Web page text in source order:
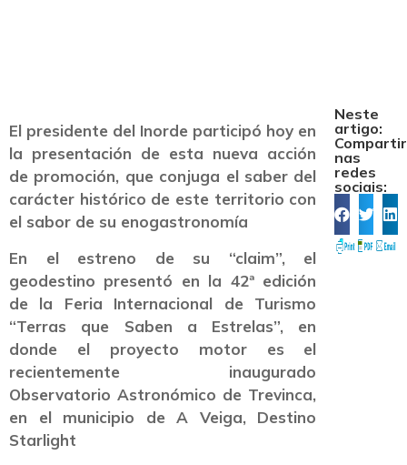
El presidente del Inorde participó hoy en
la presentación de esta nueva acción
de promoción, que conjuga el saber del
carácter histórico de este territorio con
el sabor de su enogastronomía
En el estreno de su “claim”, el
geodestino presentó en la 42ª edición
de la Feria Internacional de Turismo
“Terras que Saben a Estrelas”, en
donde el proyecto motor es el
recientemente inaugurado
Observatorio Astronómico de Trevinca,
en el municipio de A Veiga, Destino
Starlight
Neste
artigo:
Compartir
nas
redes
sociais: